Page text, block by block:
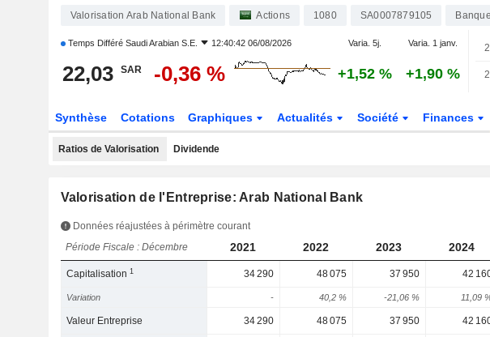
Valorisation Arab National Bank Actions 1080 SA0007879105
Temps Différé Saudi Arabian S.E. 12:40:42 06/08/2026 Varia. 5j. Varia. 1 janv.
22,03 SAR -0,36 % +1,52 % +1,90 %
Synthèse Cotations Graphiques Actualités Société Finances
Ratios de Valorisation Dividende
Valorisation de l'Entreprise: Arab National Bank
Données réajustées à périmètre courant
Période Fiscale : Décembre
2021 2022 2023 2024
Capitalisation1 34 290 48 075 37 950 42
Variation - 40,2 % -21,06 % 11,09
Valeur Entreprise 34 290 48 075 37 950 42